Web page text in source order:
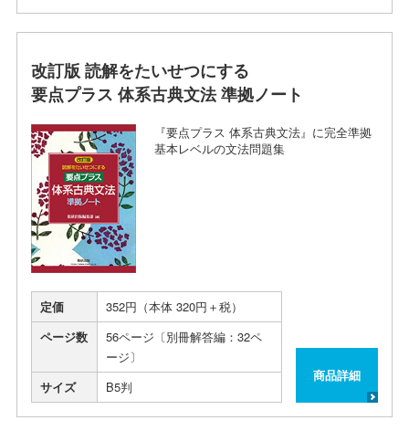
改訂版 読解をたいせつにする
要点プラス 体系古典文法 準拠ノート
『要点プラス 体系古典文法』に完全準拠
基本レベルの文法問題集
定価
352円（本体 320円＋税）
ページ数
56ページ〔別冊解答編：32ペ
ージ〕
サイズ
B5判
商品詳細